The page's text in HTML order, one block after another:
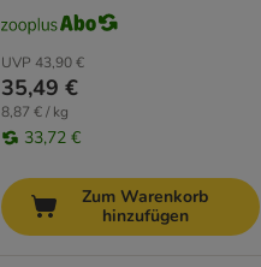
UVP 43,90 €
35,49 €
8,87 € / kg
33,72 €
Zum Warenkorb
hinzufügen